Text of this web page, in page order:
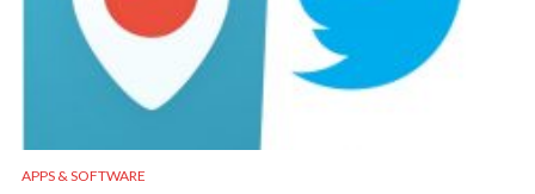
APPS & SOFTWARE